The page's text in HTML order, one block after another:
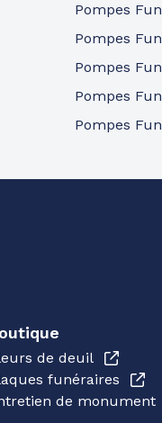
Pompes
Pompes
Pompes
Pompes
Pompes
de deuil
funéraires
de monument